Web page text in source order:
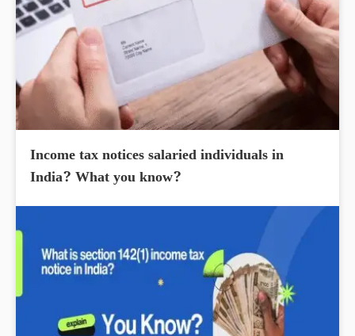
Income tax notices salaried individuals in
India? What you know?